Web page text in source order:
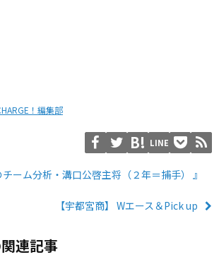
！編集部
LINE
チーム分析・溝口公啓主将（２年＝捕手） 』
【宇都宮商】 Wエース＆Pick up
連記事